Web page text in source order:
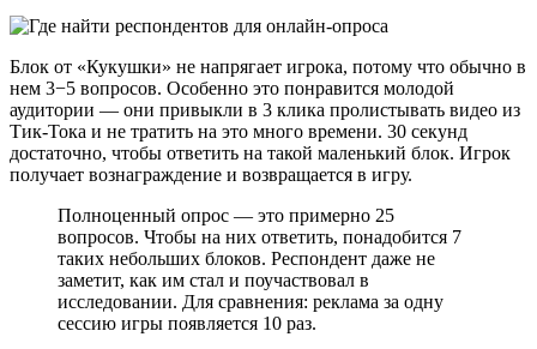
Блок от «Кукушки» не напрягает игрока, потому что обычно в
нем 3−5 вопросов. Особенно это понравится молодой
аудитории — они привыкли в 3 клика пролистывать видео из
Тик-Тока и не тратить на это много времени. 30 секунд
достаточно, чтобы ответить на такой маленький блок. Игрок
получает вознаграждение и возвращается в игру.
Полноценный опрос — это примерно 25
вопросов. Чтобы на них ответить, понадобится 7
таких небольших блоков. Респондент даже не
заметит, как им стал и поучаствовал в
исследовании. Для сравнения: реклама за одну
сессию игры появляется 10 раз.